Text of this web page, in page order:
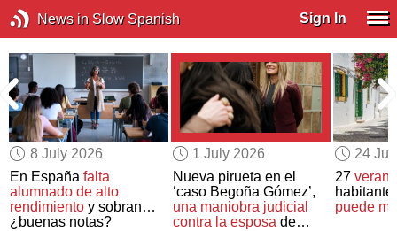
News in Slow Spanish Sign In
8 July 2026
En Españafalta
alumnado de alto
rendimiento y sobran…
¿buenas notas?
1 July 2026
Nueva pirueta en el
‘caso Begoña Gómez’,
una maniobra judicial
contra la esposade
24
27
puede